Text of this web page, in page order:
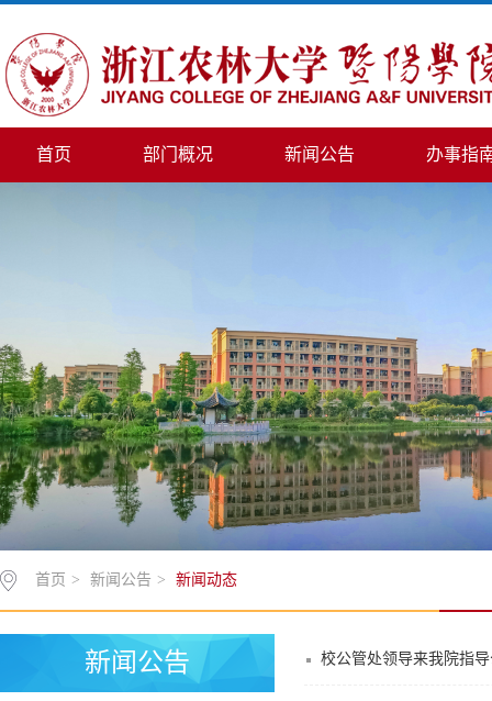
首页 部门概况 新闻公告 办事指
首页 > 新闻公告 > 新闻动态
新闻公告 校公管处领导来我院指